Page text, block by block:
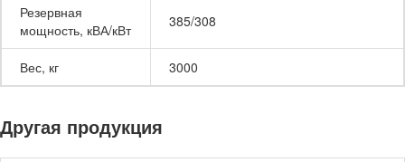
Резервная
мощность, кВА/кВт
385/308
Вес, кг 3000
Другая продукция